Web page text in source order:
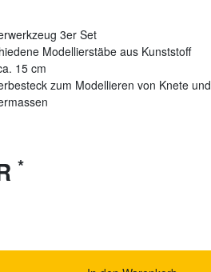
3er Set
Modellierstäbe aus Kunststoff
15 cm
zum Modellieren von Knete und
*